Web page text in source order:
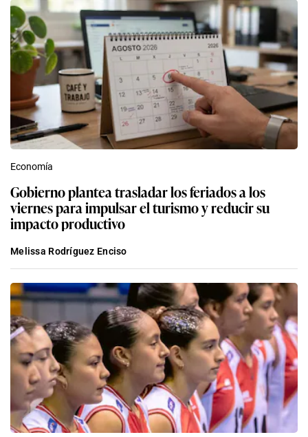
Economía
Gobierno plantea trasladar los feriados a los
viernes para impulsar el turismo y reducir su
impacto productivo
Melissa Rodríguez Enciso